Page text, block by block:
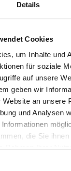
Details
Cookies
um Inhalte und
für soziale
auf unsere
geben wir
Website an unsere
und Analysen
die Sie
habe ich
sie.
des Formulars
können
Senden